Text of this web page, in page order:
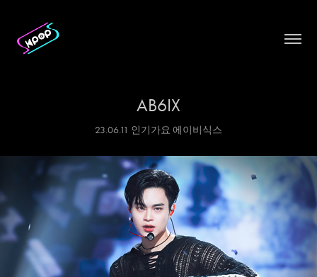
AB6IX
23.06.11 인기가요 에이비식스